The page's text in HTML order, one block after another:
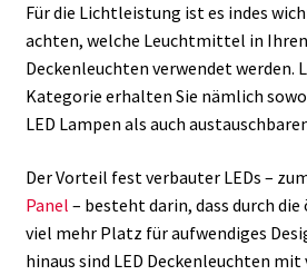
Für die Lichtleistung ist es indes
achten, welche Leuchtmittel in Ihren
Deckenleuchten verwendet werden.
Kategorie erhalten Sie nämlich
LED Lampen als auch
Der Vorteil fest verbauter LEDs –
Panel – besteht darin, dass durch
viel mehr Platz für aufwendiges
hinaus sind LED Deckenleuchten